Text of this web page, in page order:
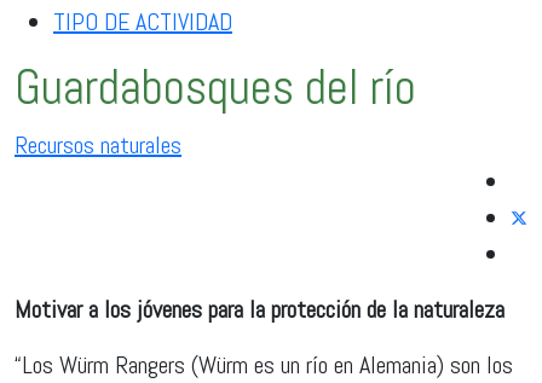
TIPO DE ACTIVIDAD
Guardabosques del río
Recursos naturales
Motivar a los jóvenes para la protección de la naturaleza
“Los Würm Rangers (Würm es un río en Alemania) son los